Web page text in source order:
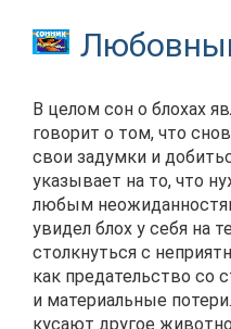
В целом сон о блохах
говорит о том, что
свои задумки и
указывает на то, что
любым
увидел блох у себя на
столкнуться с
как предательство со
и материальные
кусают другое